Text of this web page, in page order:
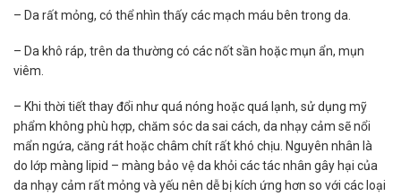
– Da rất mỏng, có thể nhìn thấy các mạch máu bên trong da.
– Da khô ráp, trên da thường có các nốt sần hoặc mụn ẩn, mụn
viêm.
– Khi thời tiết thay đổi như quá nóng hoặc quá lạnh, sử dụng mỹ
phẩm không phù hợp, chăm sóc da sai cách, da nhạy cảm sẽ nổi
mẩn ngứa, căng rát hoặc châm chít rất khó chịu. Nguyên nhân là
do lớp màng lipid – màng bảo vệ da khỏi các tác nhân gây hại của
da nhạy cảm rất mỏng và yếu nên dễ bị kích ứng hơn so với các loại